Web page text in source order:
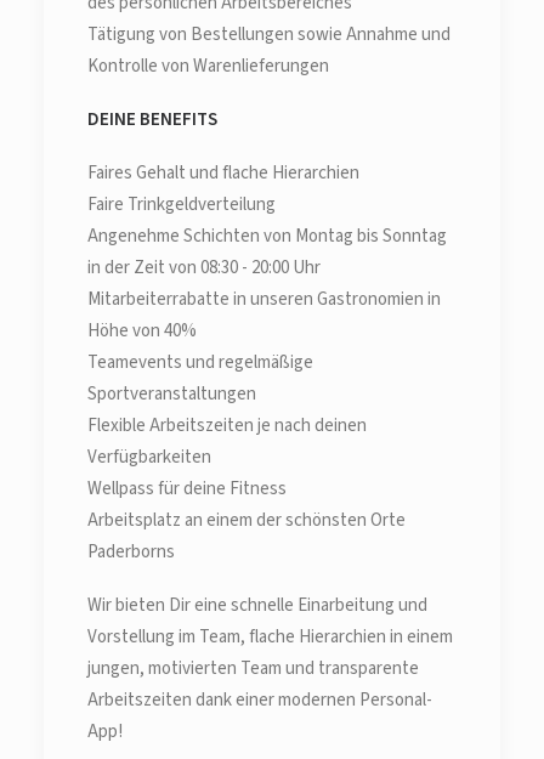
Tätigung von Bestellungen sowie Annahme und
Kontrolle von Warenlieferungen
DEINE BENEFITS
Faires Gehalt und flache Hierarchien
Faire Trinkgeldverteilung
Angenehme Schichten von Montag bis Sonntag
in der Zeit von 08:30 - 20:00 Uhr
Mitarbeiterrabatte in unseren Gastronomien in
Höhe von 40%
Teamevents und regelmäßige
Sportveranstaltungen
Flexible Arbeitszeiten je nach deinen
Verfügbarkeiten
Wellpass für deine Fitness
Arbeitsplatz an einem der schönsten Orte
Paderborns
Wir bieten Dir eine schnelle Einarbeitung und
Vorstellung im Team, flache Hierarchien in einem
jungen, motivierten Team und transparente
Arbeitszeiten dank einer modernen Personal-
App!